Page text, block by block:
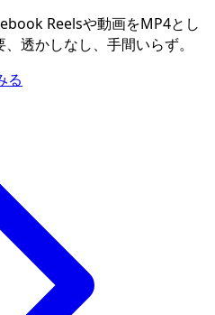
Reelsや動画をMP4とし
透かしなし、手間いらず。
る